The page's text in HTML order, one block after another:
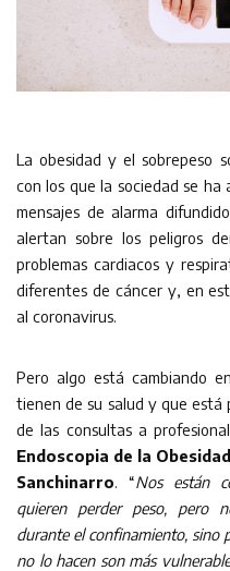
La obesidad y el sobrepeso
con los que la sociedad se
mensajes de alarma
alertan sobre los peligros
problemas cardiacos y
diferentes de cáncer y, en
al coronavirus.
Pero algo está cambiando
tienen de su salud y que
de las consultas a
Endoscopia de la
Sanchinarro. “Nos están
quieren perder peso, pero
durante el confinamiento, sino
no lo hacen son más